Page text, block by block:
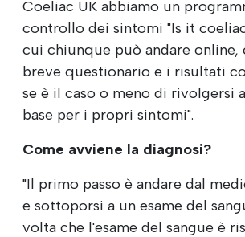
Coeliac UK abbiamo un
controllo dei sintomi "Is it
cui chiunque può andare online,
breve questionario e i risultati
se è il caso o meno di rivolgersi
base per i propri sintomi".
Come avviene la diagnosi?
"Il primo passo è andare dal
e sottoporsi a un esame del
volta che l'esame del sangue è